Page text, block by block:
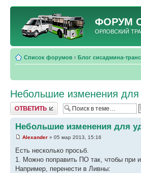
ФОРУМ
ОРЛОВСКИЙ
Список форумов ‹ Блог сисадмина-
Небольшие изменения для
Ответить
Небольшие изменения для
Alexander » 05 мар 2013, 15:16
Есть несколько просьб.
1. Можно поправить ПО так, чтобы при
Например, перенести в Ливны: